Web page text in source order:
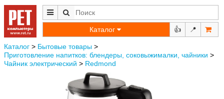
Каталог 👍 📍
Каталог > Бытовые товары >
Приготовление напитков: блендеры, соковыжималки, чайники >
Чайник электрический > Redmond